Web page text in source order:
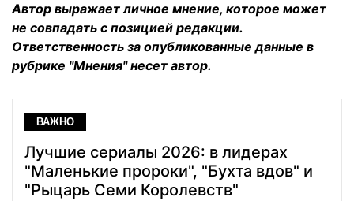
Автор выражает личное мнение, которое может
не совпадать с позицией редакции.
Ответственность за опубликованные данные в
рубрике "Мнения" несет автор.
ВАЖНО
Лучшие сериалы 2026: в лидерах
"Маленькие пророки", "Бухта вдов" и
"Рыцарь Семи Королевств"